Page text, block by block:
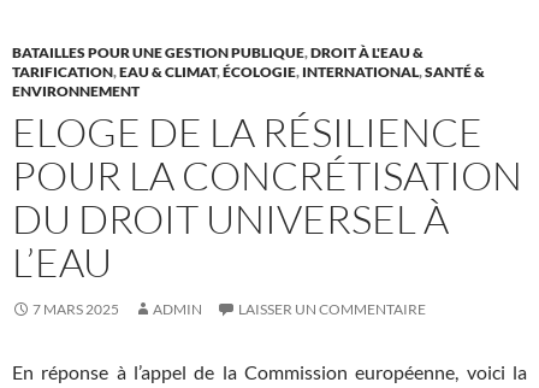
BATAILLES POUR UNE GESTION PUBLIQUE,DROIT À L'EAU &
TARIFICATION,EAU & CLIMAT,ÉCOLOGIE, INTERNATIONAL,SANTÉ &
ENVIRONNEMENT
ELOGE DE LA RÉSILIENCE
POUR LA CONCRÉTISATION
DU DROIT UNIVERSEL À
L’EAU
7 MARS 2025 ADMIN LAISSER UN COMMENTAIRE
En réponse à l’appel de la Commission européenne, voici la